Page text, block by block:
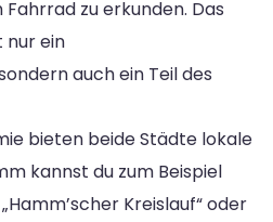
zu erkunden. Das
nur ein
auch ein Teil des
bieten beide Städte lokale
kannst du zum Beispiel
Kreislauf“ oder